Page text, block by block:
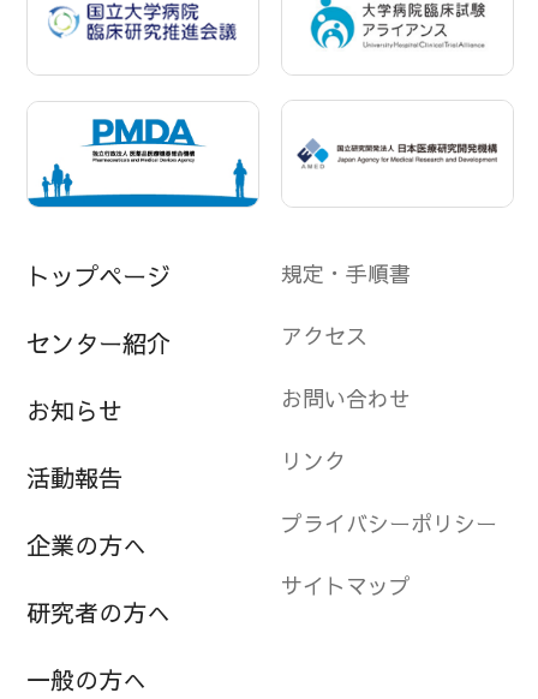
トップページ
センター紹介
お知らせ
活動報告
企業の方へ
研究者の方へ
一般の方へ
規定・手順書
アクセス
お問い合わせ
リンク
プライバシーポリシー
サイトマップ